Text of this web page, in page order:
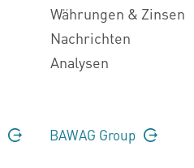
Währungen & Zinsen
Nachrichten
Analysen
BAWAG Group